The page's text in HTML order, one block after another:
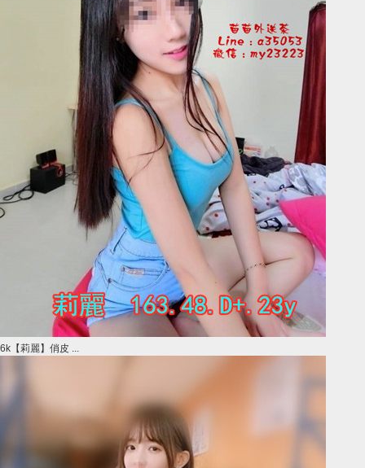
6k【莉麗】俏皮 ...